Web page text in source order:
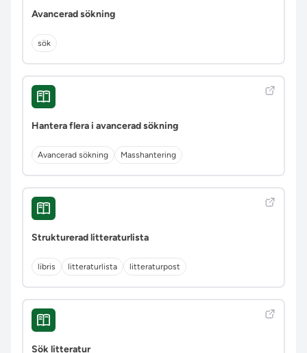
Avancerad sökning
sök
Hantera flera i avancerad sökning
Avancerad sökning Masshantering
Strukturerad litteraturlista
libris litteraturlista litteraturpost
Sök litteratur